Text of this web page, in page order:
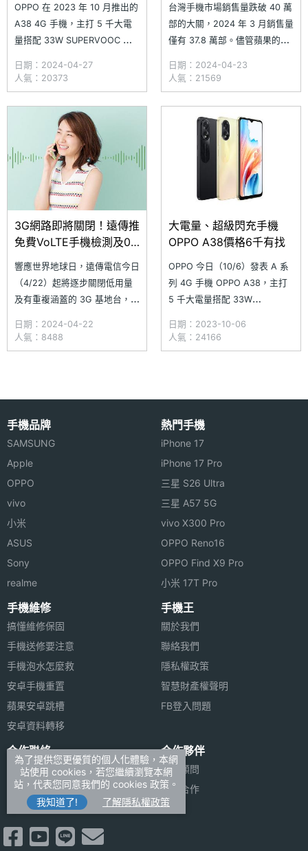
OPPO 在 2023 年 10 月推出的
A38 4G 手機，主打 5 千大電
量搭配 33W SUPERVOOC 超
鏡頭與 6.56 吋 90Hz 螢幕，同
時升級儲存容量至 128GB，滿
足日常拍照、檔案儲存和觀看影
片等需求。隨著這款手機上市至
今已有一段
日期：2024-04-27
人氣：20373
台灣手機市場銷售量跌破 40 萬
部的大關，2024 年 3 月銷售量
僅有 37.8 萬部。儘管蘋果的銷
10 名熱銷手機仍有超過一半來
自 iPhone 系列。其中，賣最好
的手機是 iPhone 15 Pro
256GB，而安卓陣營則是三星
日期：2024-04-23
人氣：21569
3G網路即將關閉！遠傳推
免費VoLTE手機檢測及0
元方案優惠
響應世界地球日，遠傳電信今日
（4/22）起將逐步關閉低用量
及有重複涵蓋的 3G 基地台，預
關閉 3G 網路後，語音通話將以
4G 語音（VoLTE）替代，雖然
是沒有打開手機設定，屆時將無
日期：2024-04-22
人氣：8488
大電量、超級閃充手機
OPPO A38價格6千有找
OPPO 今日（10/6）發表 A 系
列 4G 手機 OPPO A38，主打
5 千大電量搭配 33W
續航，更在主鏡頭畫素與儲存容
量上升級，擁有 5,000 萬畫素
片等需求。此外，6.56 吋螢幕
日期：2023-10-06
人氣：24166
手機品牌
SAMSUNG
Apple
OPPO
vivo
小米
ASUS
Sony
realme
熱門手機
iPhone 17
iPhone 17 Pro
三星 S26 Ultra
三星 A57 5G
vivo X300 Pro
OPPO Reno16
OPPO Find X9 Pro
小米 17T Pro
手機維修
搞懂維修保固
手機送修要注意
手機泡水怎麼救
安卓手機重置
蘋果安卓跳槽
安卓資料轉移
手機王
關於我們
聯絡我們
隱私權政策
智慧財產權聲明
FB登入問題
合作聯絡
廣告刊登
加入商店報價
新聞聯絡
合作夥伴
法律顧問
媒體合作
為了提供您更優質的個人化體驗，本網
站使用 cookies，若您繼續瀏覽本網
站，代表您同意我們的 cookies 政策。
我知道了!
了解隱私權政策